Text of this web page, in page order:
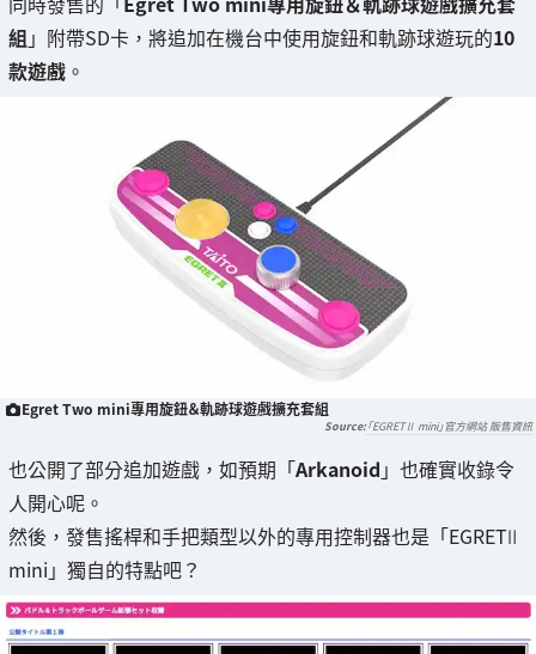
組 」附帶SD卡，將追加在機台中使用旋鈕和軌跡球遊玩的10
款遊戲 。
Egret Two mini專用旋鈕＆軌跡球遊戲擴充套組
「EGRETⅡ mini」官方網站 販售資訊
也公開了部分追加遊戲，如預期「Arkanoid 」也確實收錄令
人開心呢。
然後，發售搖桿和手把類型以外的專用控制器也是「EGRETⅡ
mini」獨自的特點吧？